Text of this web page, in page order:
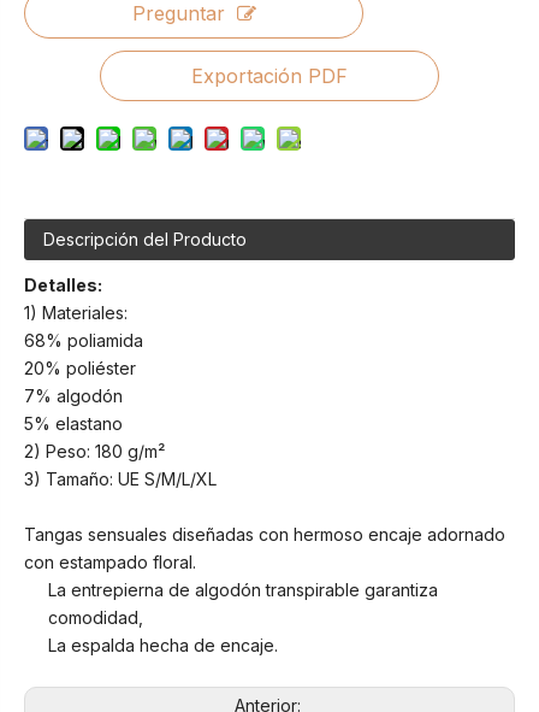
Preguntar
Exportación PDF
Descripción del Producto
Detalles:
1) Materiales:
68% poliamida
20% poliéster
7% algodón
5% elastano
2) Peso: 180 g/m²
3) Tamaño: UE S/M/L/XL
Tangas sensuales diseñadas con hermoso encaje adornado
con estampado floral.
La entrepierna de algodón transpirable garantiza
comodidad,
La espalda hecha de encaje.
Anterior: